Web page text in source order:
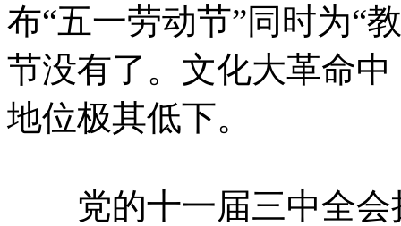
布“五一劳动节”同时为“
节没有了。文化大革命
地位极其低下。
党的十一届三中全会